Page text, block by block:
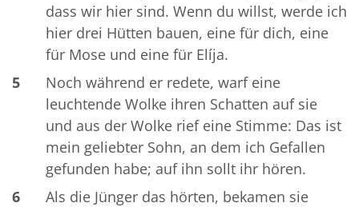
dass wir hier sind. Wenn du willst, werde ich
hier drei Hütten bauen, eine für dich, eine
für Mose und eine für Elíja.
5
Noch während er redete, warf eine
leuchtende Wolke ihren Schatten auf sie
und aus der Wolke rief eine Stimme: Das ist
mein geliebter Sohn, an dem ich Gefallen
gefunden habe; auf ihn sollt ihr hören.
6
Als die Jünger das hörten, bekamen sie